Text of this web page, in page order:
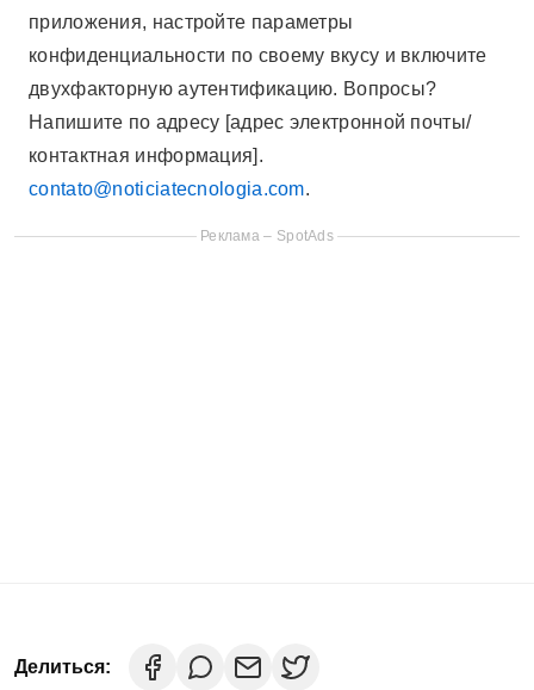
приложения, настройте параметры
конфиденциальности по своему вкусу и включите
двухфакторную аутентификацию. Вопросы?
Напишите по адресу [адрес электронной почты/
контактная информация].
contato@noticiatecnologia.com.
Реклама – SpotAds
Делиться: